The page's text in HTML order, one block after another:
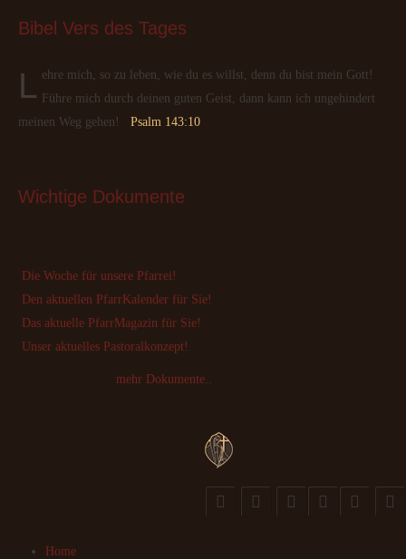
Bibel Vers des Tages
Lehre mich, so zu leben, wie du es willst, denn du bist mein Gott! Führe mich durch deinen guten Geist, dann kann ich ungehindert
meinen Weg gehen!
Psalm 143:10
Wichtige Dokumente
Die Woche für unsere Pfarrei!
Den aktuellen PfarrKalender für Sie!
Das aktuelle PfarrMagazin für Sie!
Unser aktuelles Pastoralkonzept!
mehr Dokumente..
Home